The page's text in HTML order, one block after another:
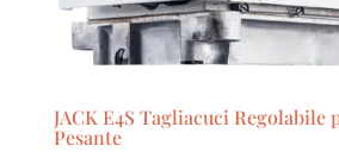
JACK E4S Tagliacuci Regolabile
Pesante